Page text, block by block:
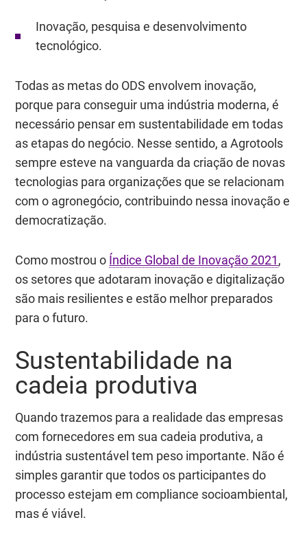
Inovação, pesquisa e desenvolvimento
tecnológico.
Todas as metas do ODS envolvem inovação,
porque para conseguir uma indústria moderna, é
necessário pensar em sustentabilidade em todas
as etapas do negócio. Nesse sentido, a Agrotools
sempre esteve na vanguarda da criação de novas
tecnologias para organizações que se relacionam
com o agronegócio, contribuindo nessa inovação e
democratização.
Como mostrou o Índice Global de Inovação 2021,
os setores que adotaram inovação e digitalização
são mais resilientes e estão melhor preparados
para o futuro.
Sustentabilidade na
cadeia produtiva
Quando trazemos para a realidade das empresas
com fornecedores em sua cadeia produtiva, a
indústria sustentável tem peso importante. Não é
simples garantir que todos os participantes do
processo estejam em compliance socioambiental,
mas é viável.